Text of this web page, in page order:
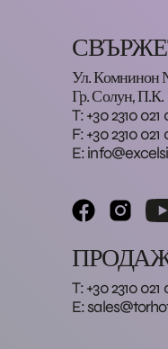
Ул. Комнинон
Гр. Солун, П.К.
T: +30 2310 021
F: +30 2310 021
E:
T: +30 2310
E: